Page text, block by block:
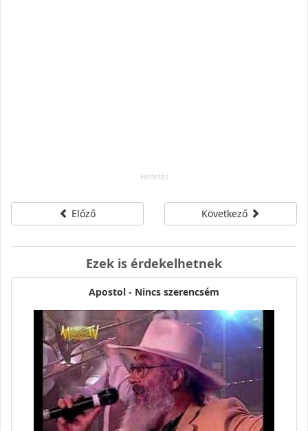
Előző Következő
Ezek is érdekelhetnek
Apostol - Nincs szerencsém